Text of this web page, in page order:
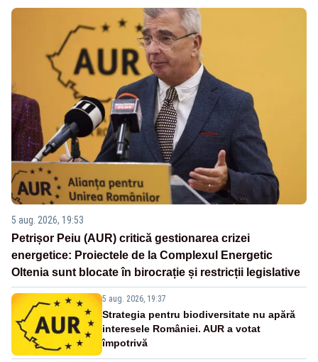
5 aug. 2026, 19:53
Petrișor Peiu (AUR) critică gestionarea crizei
energetice: Proiectele de la Complexul Energetic
Oltenia sunt blocate în birocrație și restricții legislative
5 aug. 2026, 19:37
Strategia pentru biodiversitate nu apără
interesele României. AUR a votat
împotrivă